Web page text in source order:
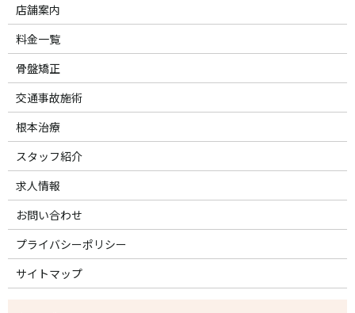
店舗案内
料金一覧
骨盤矯正
交通事故施術
根本治療
スタッフ紹介
求人情報
お問い合わせ
プライバシーポリシー
サイトマップ